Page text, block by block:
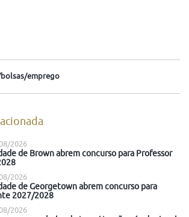
emprego
2026
de Brown abrem concurso para Professor
2026
de Georgetown abrem concurso para
2027/2028
2026